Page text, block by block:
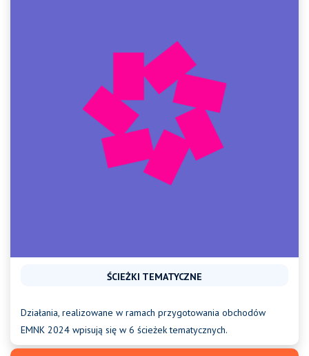
ŚCIEŻKI TEMATYCZNE
Działania, realizowane w ramach przygotowania obchodów
EMNK 2024 wpisują się w 6 ścieżek tematycznych.